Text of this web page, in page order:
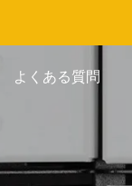
よくある質問